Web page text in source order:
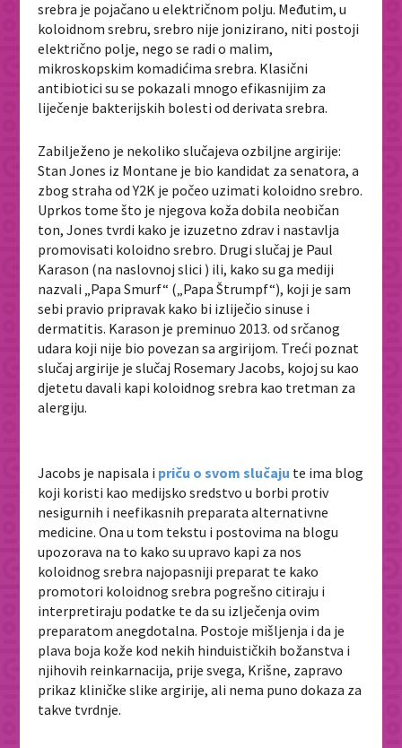
srebra je pojačano u električnom polju. Međutim, u
koloidnom srebru, srebro nije jonizirano, niti postoji
električno polje, nego se radi o malim,
mikroskopskim komadićima srebra. Klasični
antibiotici su se pokazali mnogo efikasnijim za
liječenje bakterijskih bolesti od derivata srebra.
Zabilježeno je nekoliko slučajeva ozbiljne argirije:
Stan Jones iz Montane je bio kandidat za senatora, a
zbog straha od Y2K je počeo uzimati koloidno srebro.
Uprkos tome što je njegova koža dobila neobičan
ton, Jones tvrdi kako je izuzetno zdrav i nastavlja
promovisati koloidno srebro. Drugi slučaj je Paul
Karason (na naslovnoj slici ) ili, kako su ga mediji
nazvali „Papa Smurf“ („Papa Štrumpf“), koji je sam
sebi pravio pripravak kako bi izliječio sinuse i
dermatitis. Karason je preminuo 2013. od srčanog
udara koji nije bio povezan sa argirijom. Treći poznat
slučaj argirije je slučaj Rosemary Jacobs, kojoj su kao
djetetu davali kapi koloidnog srebra kao tretman za
alergiju.
Jacobs je napisala i priču o svom slučaju te ima blog
koji koristi kao medijsko sredstvo u borbi protiv
nesigurnih i neefikasnih preparata alternativne
medicine. Ona u tom tekstu i postovima na blogu
upozorava na to kako su upravo kapi za nos
koloidnog srebra najopasniji preparat te kako
promotori koloidnog srebra pogrešno citiraju i
interpretiraju podatke te da su izlječenja ovim
preparatom anegdotalna. Postoje mišljenja i da je
plava boja kože kod nekih hinduističkih božanstva i
njihovih reinkarnacija, prije svega, Krišne, zapravo
prikaz kliničke slike argirije, ali nema puno dokaza za
takve tvrdnje.